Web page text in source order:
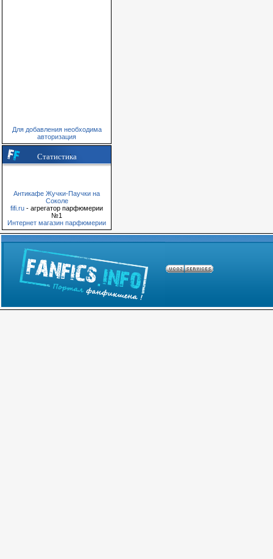
Для добавления необходима
авторизация
Статистика
Антикафе Жучки-Паучки на
Соколе
fifi.ru - агрегатор парфюмерии
№1
Интернет магазин парфюмерии